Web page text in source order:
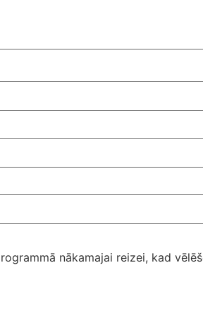
nākamajai reizei, kad